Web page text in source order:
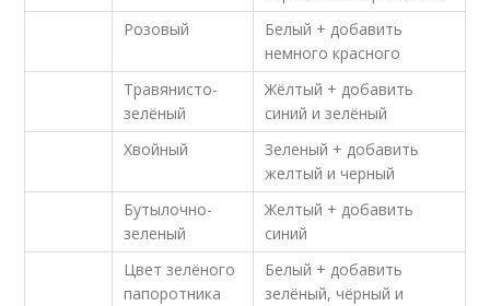
Розовый
Белый + добавить
немного красного
Травянисто-
зелёный
Жёлтый + добавить
синий и зелёный
Хвойный
Зеленый + добавить
желтый и черный
Бутылочно-
зеленый
Желтый + добавить
синий
Цвет зелёного
папоротника
Белый + добавить
зелёный, чёрный и